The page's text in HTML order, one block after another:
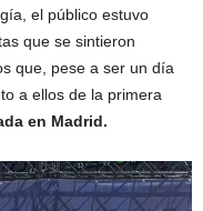
el público estuvo
que se sintieron
que, pese a ser un día
a ellos de la primera
en Madrid.